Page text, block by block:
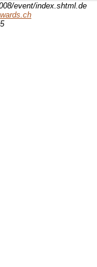
event/index.shtml.de